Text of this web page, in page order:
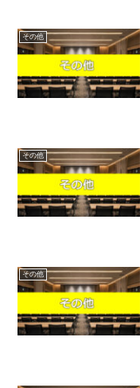
その他
その他
その他